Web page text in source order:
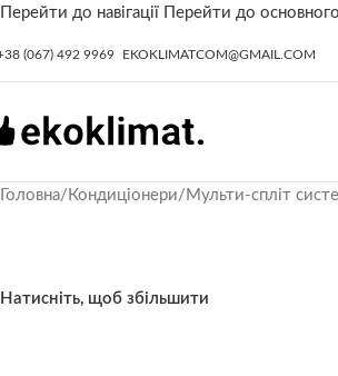
Перейти до навігації Перейти до
(067) 492 9969 EKOKLIMATCOM@GMAIL.COM
Головна/ Кондиціонери/ Мульти-спліт
Натисніть, щоб збільшити